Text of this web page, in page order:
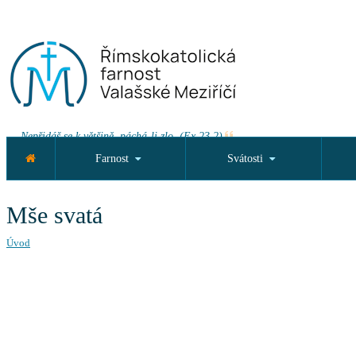
Nepřidáš se k většině, páchá-li zlo. (Ex 23,2)
Farnost
Svátosti
Mše svatá
Úvod